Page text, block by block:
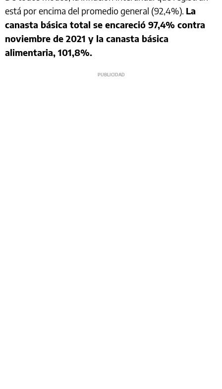
está por encima del promedio general (92,4%). La
canasta básica total se encareció 97,4% contra
noviembre de 2021 y la canasta básica
alimentaria, 101,8%.